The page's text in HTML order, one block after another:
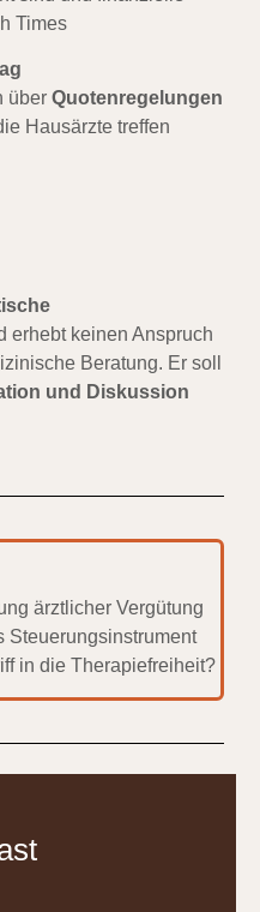
Times
über Quotenregelungen
Hausärzte treffen
erhebt keinen Anspruch
Beratung. Er soll
und Diskussion
ärztlicher Vergütung
Steuerungsinstrument
in die Therapiefreiheit?